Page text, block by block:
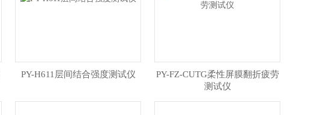
PY-H611层间结合强度测试仪
​PY-FZ-CUTG柔性屏膜翻折疲劳
测试仪